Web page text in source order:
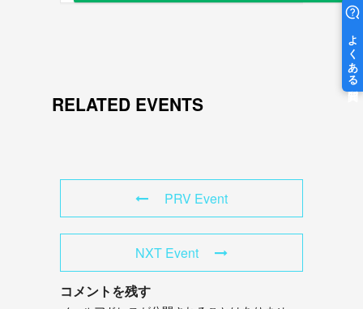
RELATED EVENTS
PRV Event
NXT Event
コメントを残す